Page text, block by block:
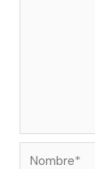
Nombre*